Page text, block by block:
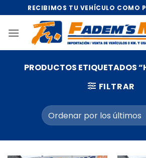
al
contenido
RECIBIMOS TU VEHÍCULO COMO
PRODUCTOS ETIQUETADOS
FILTRAR